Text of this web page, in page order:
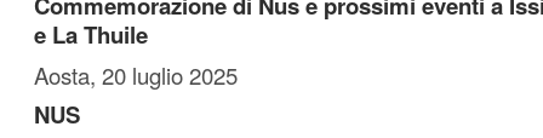
e La Thuile
Aosta, 20 luglio 2025
NUS